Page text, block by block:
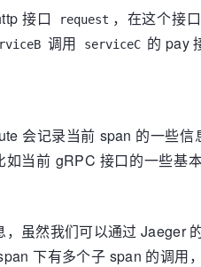
接口 request ，在这个接
调用 serviceC 的 pay
会记录当前 span 的一些
当前 gRPC 接口的一些基
虽然我们可以通过 Jaeger
下有多个子 span 的调用